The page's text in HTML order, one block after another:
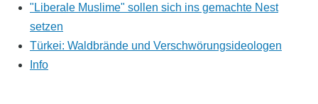
"Liberale Muslime" sollen sich ins gemachte Nest
setzen
Türkei: Waldbrände und Verschwörungsideologen
Info